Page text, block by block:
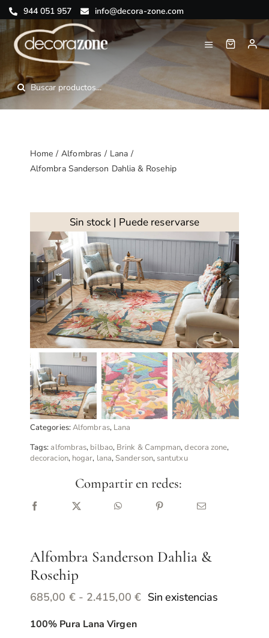
Saltar
al
contenido
944 051 957 info@decora-zone.com
Buscar:
Toggle
Navigation
Inicio
Nosotros
Blog
Home Alfombras
Lana
Alfombra Sanderson Dahlia & Rosehip
Sin stock | Puede reservarse
Categories:Alfombras, Lana
Tags:alfombras, bilbao, Brink & Campman,decora zone,
decoracion, hogar, lana, Sanderson, santutxu
Compartir en redes:
Alfombra Sanderson Dahlia &
Rosehip
685,00 € - 2.415,00 €Rango
Sin existencias
100% Pura Lana Virgen